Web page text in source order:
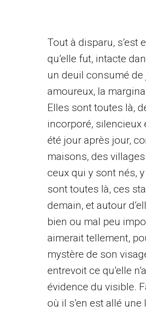
Tout à disparu, s’est
qu’elle fut, intacte
un deuil consumé de
amoureux, la
Elles sont toutes là,
incorporé, silencieux
été jour après jour,
maisons, des
ceux qui y sont nés,
sont toutes là, ces
demain, et autour
bien ou mal peu
aimerait tellement,
mystère de son
entrevoit ce qu’elle
évidence du visible.
où il s’en est allé